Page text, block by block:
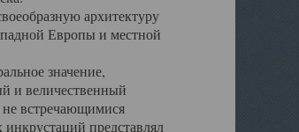
архитектуру
Европы и местной
значение,
и величественный
встречающимися
представлял